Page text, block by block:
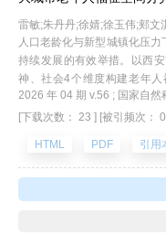
雷敏;朱丹丹;徐婧;徐玉伟;郏文
人口老龄化与新型城镇化压
持续发展的有效举措。以西
神、社会4个维度构建老年人
CRITIC权重法，对西安市13
度模型厘清制约老年人福祉
生活、精神生活、社会生活
分布在主城区及其南部县区
西两侧；(3)制约西安市老年
活维度的旅游活动参与频率
2026 年 04 期 v.56 ; 国家自然
[下载次数： 23 ] [被引频次：
HTML PDF 引用